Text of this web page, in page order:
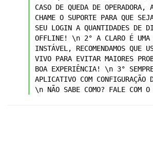
CASO DE QUEDA DE OPERADORA,
CHAME O SUPORTE PARA QUE
SEU LOGIN A QUANTIDADES DE
OFFLINE! \n 2° A CLARO É UMA
INSTÁVEL, RECOMENDAMOS QUE
VIVO PARA EVITAR MAIORES
BOA EXPERIÊNCIA! \n 3°
APLICATIVO COM
\n NÃO SABE COMO? FALE COM